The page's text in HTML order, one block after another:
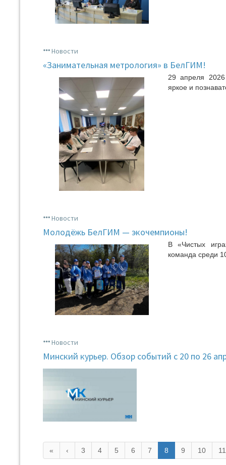
Новости
«Занимательная метрология» в БелГИМ!
29 апреля 2026
яркое и
Новости
Молодёжь БелГИМ — экочемпионы!
В «Чистых
команда среди
Новости
Минский курьер. Обзор событий с 20 по 26
« ‹ 3 4 5 6 7 8 9 10 11